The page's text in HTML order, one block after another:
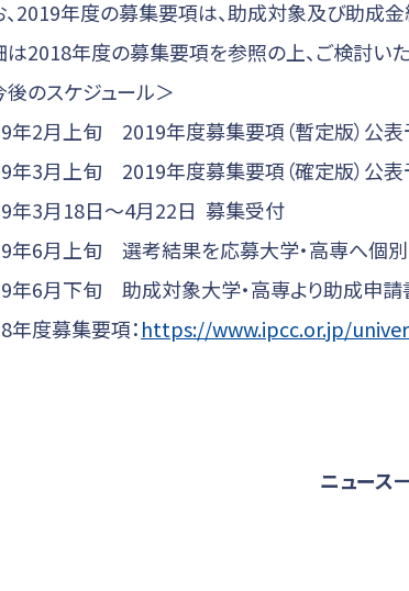
、2019年度の募集要項は、助成対象及び助成
は2018年度の募集要項を参照の上、ご検討いた
後のスケジュール＞
年2月上旬 2019年度募集要項（暫定版）公表
年3月上旬 2019年度募集要項（確定版）公表
年3月18日～4月22日 募集受付
年6月上旬 選考結果を応募大学・高専へ個
年6月下旬 助成対象大学・高専より助成申
年度募集要項：https://www.ipcc.or.jp/
ニュース